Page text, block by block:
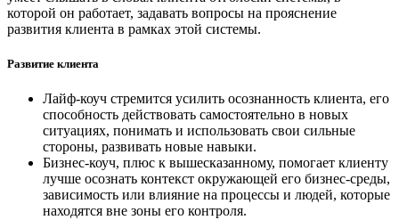
которой он работает, задавать вопросы на прояснение
развития клиента в рамках этой системы.
Развитие клиента
Лайф-коуч стремится усилить осознанность клиента, его
способность действовать самостоятельно в новых
ситуациях, понимать и использовать свои сильные
стороны, развивать новые навыки.
Бизнес-коуч, плюс к вышесказанному, помогает клиенту
лучше осознать контекст окружающей его бизнес-среды,
зависимость или влияние на процессы и людей, которые
находятся вне зоны его контроля.